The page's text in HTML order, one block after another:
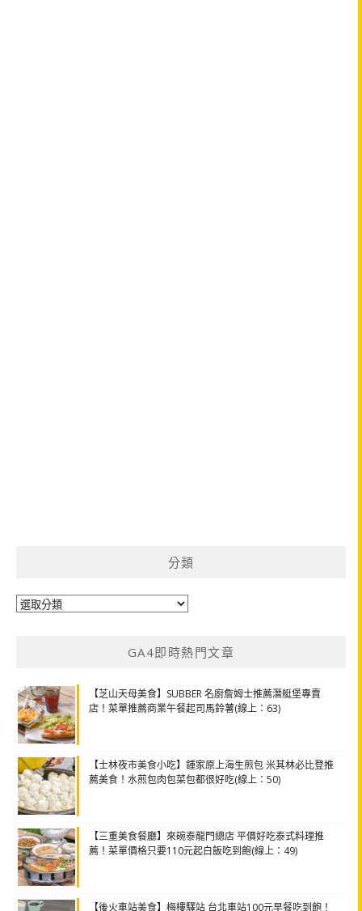
分類
分
GA4即時熱門文章
【芝山天母美食】SUBBER 名廚詹姆士推薦潛艇堡專賣
店！菜單推薦商業午餐起司馬鈴薯(線上：63)
【士林夜市美食小吃】鍾家原上海生煎包 米其林必比登推
薦美食！水煎包肉包菜包都很好吃(線上：50)
【三重美食餐廳】來碗泰龍門總店 平價好吃泰式料理推
薦！菜單價格只要110元起白飯吃到飽(線上：49)
【後火車站美食】梅樓驛站 台北車站100元早餐吃到飽！